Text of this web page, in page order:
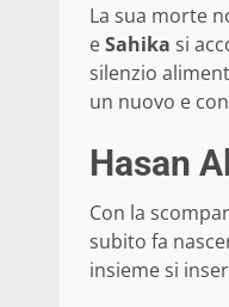
La sua morte
eSahika si
silenzio
un nuovo e
Hasan
Con la
subito fa
insieme si